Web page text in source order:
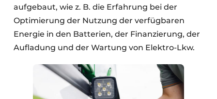
aufgebaut, wie z. B. die Erfahrung bei der
Optimierung der Nutzung der verfügbaren
Energie in den Batterien, der Finanzierung, der
Aufladung und der Wartung von Elektro-Lkw.